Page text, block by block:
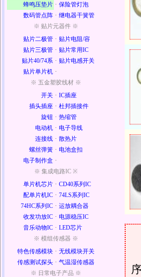
蜂鸣压垫片 · 保险管灯泡
数码管点阵 · 继电器干簧管
※ 贴片元器件 ※
贴片二极管 · 贴片电阻/容
贴片三极管 · 贴片常用IC
贴片40/74系 · 贴片电感开关
贴片单片机 ·
※ 五金塑胶线材 ※
开关 · IC插座
插头插座 · 杜邦插接件
旋钮 · 热缩管
电动机 · 电子导线
连接线 · 散热片
螺丝弹簧 · 电池盒扣
电子制作盒 ·
※ 集成电路IC ※
单片机芯片 · CD40系列IC
配单片机IC · 74LS系列IC
74HC系列IC · 运放耦合器
收发功放IC · 电源稳压IC
音乐动物IC · LED芯片
※ 模组传感器 ※
特色传感模块 · 无线模块开关
传感测试探头 · 气温湿传感器
※ 日常电子产品 ※